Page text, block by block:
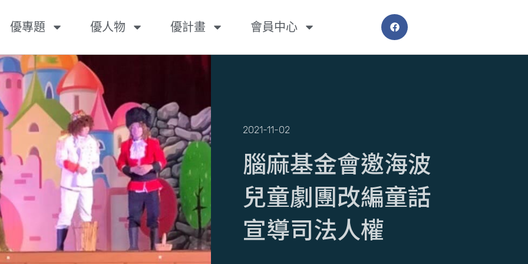
優專題 優人物 優計畫 會員中心
2021-11-02
腦麻基金會邀海波
兒童劇團改編童話
宣導司法人權